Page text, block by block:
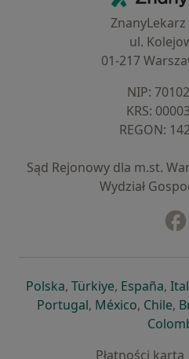
ZnanyLekarz
ul.
01-217
NIP:
KRS:
REGON:
Sąd Rejonowy dla m.st.
Wydział
Polskaotwiera się w nowej
, Türkiyeotwiera się
, España,
Portugalotwiera się w
, Méxicootwiera
, Chile,
Płatności kartą